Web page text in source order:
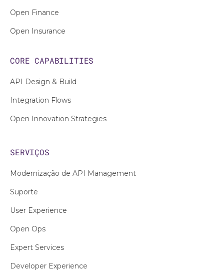
Open Finance
Open Insurance
CORE CAPABILITIES
API Design & Build
Integration Flows
Open Innovation Strategies
SERVIÇOS
Modernização de API Management
Suporte
User Experience
Open Ops
Expert Services
Developer Experience